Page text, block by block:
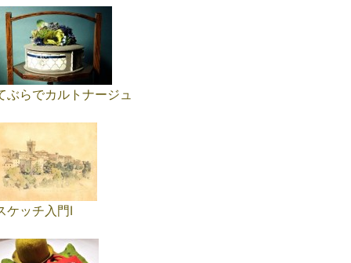
ぶらでカルトナージュ
ケッチ入門Ⅰ